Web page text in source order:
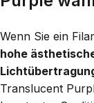
Wenn Sie ein
hohe
Translucent